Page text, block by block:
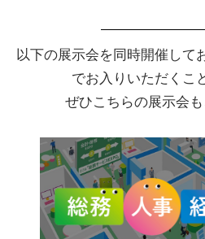
以下の展示会を同時開催して
でお入りいただくこ
ぜひこちらの展示会も